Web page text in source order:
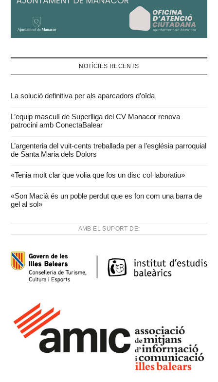
NOTÍCIES RECENTS
La solució definitiva per als aparcadors d’oïda
L’equip masculí de Superlliga del CV Manacor renova
patrocini amb ConectaBalear
L’argenteria del vuit-cents treballada per a l’església parroquial
de Santa Maria dels Dolors
«Tenia molt clar que volia que fos un disc col·laboratiu»
«Son Macià és un poble perdut que es fon com una barra de
gel al sol»
AMB EL SUPORT DE: